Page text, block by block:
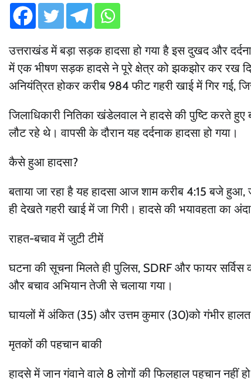
उत्तराखंड में बड़ा सड़क हादसा हो गया है इस दुखद और
में एक भीषण सड़क हादसे ने पूरे क्षेत्र को झकझोर कर रख
अनियंत्रित होकर करीब 984 फीट गहरी खाई में गिर गई,
जिलाधिकारी नितिका खंडेलवाल ने हादसे की पुष्टि करते
लौट रहे थे। वापसी के दौरान यह दर्दनाक हादसा हो गया।
कैसे हुआ हादसा?
बताया जा रहा है यह हादसा आज शाम करीब 4:15 बजे
ही देखते गहरी खाई में जा गिरी। हादसे की भयावहता का
राहत-बचाव में जुटी टीमें
घटना की सूचना मिलते ही पुलिस, SDRF और फायर
और बचाव अभियान तेजी से चलाया गया।
घायलों में अंकित (35) और उत्तम कुमार (30)को गंभीर
मृतकों की पहचान बाकी
हादसे में जान गंवाने वाले 8 लोगों की फिलहाल पहचान नहीं